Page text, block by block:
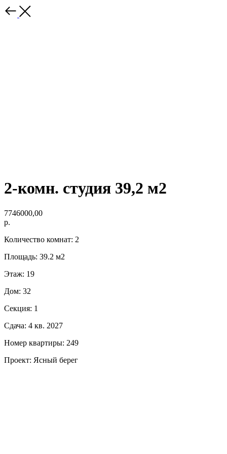
2-комн. студия 39,2 м2
7746000,00
р.
Количество комнат: 2
Площадь: 39.2 м2
Этаж: 19
Дом: 32
Секция: 1
Сдача: 4 кв. 2027
Номер квартиры: 249
Проект: Ясный берег